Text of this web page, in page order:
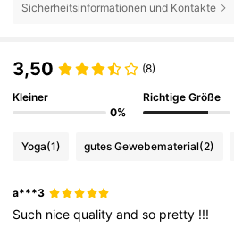
Sicherheitsinformationen und Kontakte
3,50 (8)
Kleiner
0%
Richtige Größe
Yoga(1) gutes Gewebematerial(2)
a***3
Such nicequalityandso pretty !!!